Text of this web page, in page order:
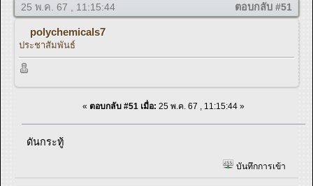
25 พ.ค. 67 , 11:15:44 ตอบกลับ #51
polychemicals7
ประชาสัมพันธ์
« ตอบกลับ #51 เมื่อ: 25 พ.ค. 67 , 11:15:44 »
ดันกระทู้
บันทึกการเข้า